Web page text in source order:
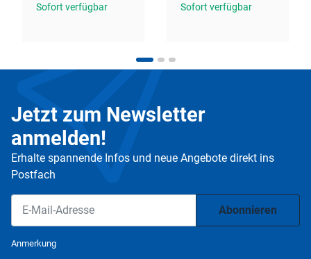
Sofort verfügbar Sofort verfügbar
Jetzt zum Newsletter
anmelden!
Erhalte spannende Infos und neue Angebote direkt ins
Postfach
Abonnieren
Anmerkung